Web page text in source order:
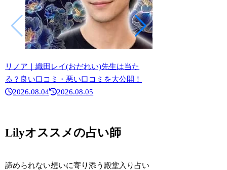
リノア｜織田レイ(おだれい)先生は当た
る？良い口コミ・悪い口コミを大公開！
2026.08.04
2026.08.05
Lilyオススメの占い師
諦められない想いに寄り添う殿堂入り占い